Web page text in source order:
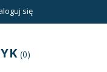
się
0